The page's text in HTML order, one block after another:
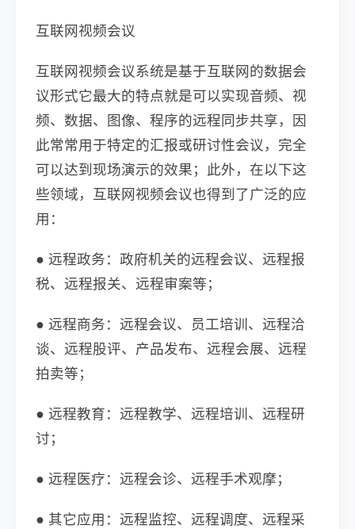
互联网视频会议
互联网视频会议系统是基于互联网的数据会
议形式它最大的特点就是可以实现音频、视
频、数据、图像、程序的远程同步共享，因
此常常用于特定的汇报或研讨性会议，完全
可以达到现场演示的效果；此外，在以下这
些领域，互联网视频会议也得到了广泛的应
用：
● 远程政务：政府机关的远程会议、远程报
税、远程报关、远程审案等；
● 远程商务：远程会议、员工培训、远程洽
谈、远程股评、产品发布、远程会展、远程
拍卖等；
● 远程教育：远程教学、远程培训、远程研
讨；
● 远程医疗：远程会诊、远程手术观摩；
● 其它应用：远程监控、远程调度、远程采